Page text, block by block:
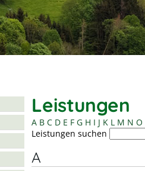
Leistungen
A B C D E F G H I J K L M N O
Leistungen suchen
A